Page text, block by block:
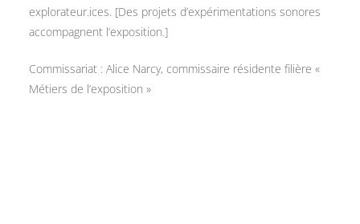
explorateur.ices. [Des projets d’expérimentations sonores
accompagnent l’exposition.]
Commissariat : Alice Narcy, commissaire résidente filière «
Métiers de l’exposition »